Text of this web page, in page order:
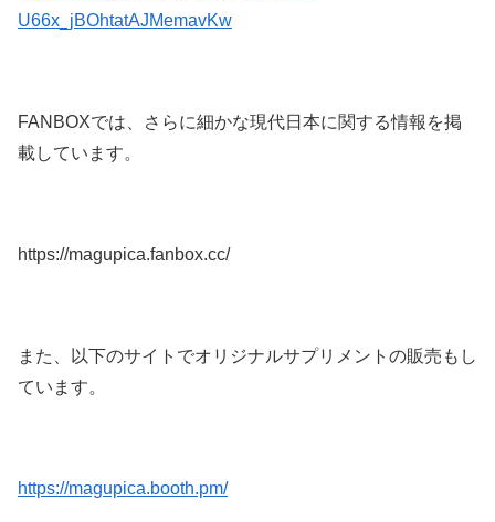
U66x_jBOhtatAJMemavKw
FANBOXでは、さらに細かな現代日本に関する情報を掲
載しています。
https://magupica.fanbox.cc/
また、以下のサイトでオリジナルサプリメントの販売もし
ています。
https://magupica.booth.pm/